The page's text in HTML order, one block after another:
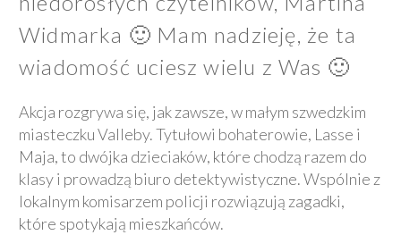
Widmarka 🙂 Mam nadzieję, że ta
wiadomość uciesz wielu z Was 🙂
Akcja rozgrywa się, jak zawsze, w małym szwedzkim
miasteczku Valleby. Tytułowi bohaterowie, Lasse i
Maja, to dwójka dzieciaków, które chodzą razem do
klasy i prowadzą biuro detektywistyczne. Wspólnie z
lokalnym komisarzem policji rozwiązują zagadki,
które spotykają mieszkańców.